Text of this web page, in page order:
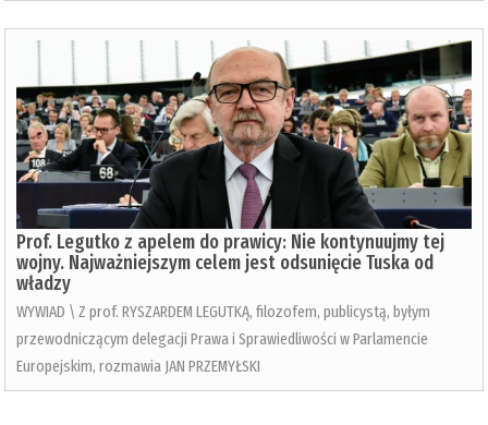
Prof. Legutko z apelem do prawicy: Nie kontynuujmy tej
wojny. Najważniejszym celem jest odsunięcie Tuska od
władzy
WYWIAD \ Z prof. RYSZARDEM LEGUTKĄ, filozofem, publicystą, byłym
przewodniczącym delegacji Prawa i Sprawiedliwości w Parlamencie
Europejskim, rozmawia JAN PRZEMYŁSKI